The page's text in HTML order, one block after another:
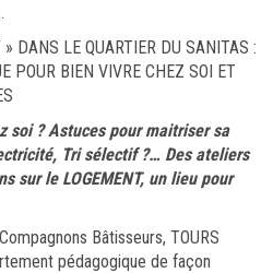
DANS LE QUARTIER DU SANITAS :
POUR BIEN VIVRE CHEZ SOI ET
soi ? Astuces pour maitriser sa
Tri sélectif ?… Des ateliers
sur le LOGEMENT, un lieu pour
Bâtisseurs, TOURS
pédagogique de façon